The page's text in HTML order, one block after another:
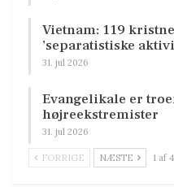
Vietnam: 119
’separatistiske
31. jul 2026
Evangelikale er
højreekstremister
31. jul 2026
FORRIGE NÆSTE 1 af